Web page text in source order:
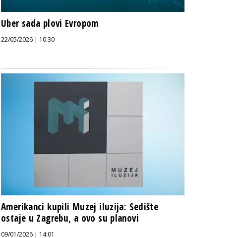
Uber sada plovi Evropom
22/05/2026 | 10:30
Amerikanci kupili Muzej iluzija: Sedište
ostaje u Zagrebu, a ovo su planovi
09/01/2026 | 14:01